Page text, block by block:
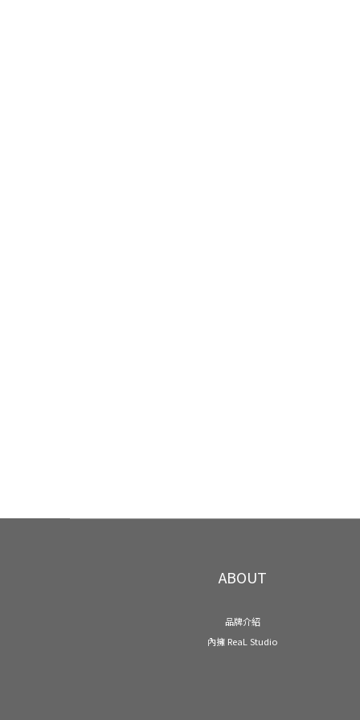
ABOUT
品牌介紹
內擁 ReaL Studio